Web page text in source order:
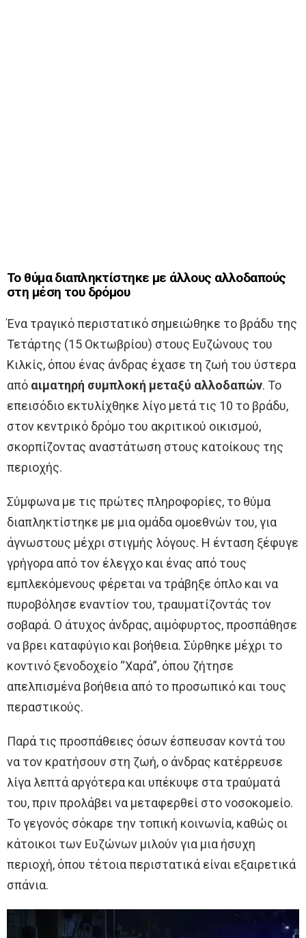
Το θύμα διαπληκτίστηκε με άλλους αλλοδαπούς
στη μέση του δρόμου
Ένα τραγικό περιστατικό σημειώθηκε το βράδυ της
Τετάρτης (15 Οκτωβρίου) στους Ευζώνους του
Κιλκίς, όπου ένας άνδρας έχασε τη ζωή του ύστερα
από αιματηρή συμπλοκή μεταξύ αλλοδαπών. Το
επεισόδιο εκτυλίχθηκε λίγο μετά τις 10 το βράδυ,
στον κεντρικό δρόμο του ακριτικού οικισμού,
σκορπίζοντας αναστάτωση στους κατοίκους της
περιοχής.
Σύμφωνα με τις πρώτες πληροφορίες, το θύμα
διαπληκτίστηκε με μια ομάδα ομοεθνών του, για
άγνωστους μέχρι στιγμής λόγους. Η ένταση ξέφυγε
γρήγορα από τον έλεγχο και ένας από τους
εμπλεκόμενους φέρεται να τράβηξε όπλο και να
πυροβόλησε εναντίον του, τραυματίζοντάς τον
σοβαρά. Ο άτυχος άνδρας, αιμόφυρτος, προσπάθησε
να βρει καταφύγιο και βοήθεια. Σύρθηκε μέχρι το
κοντινό ξενοδοχείο “Χαρά”, όπου ζήτησε
απελπισμένα βοήθεια από το προσωπικό και τους
περαστικούς.
Παρά τις προσπάθειες όσων έσπευσαν κοντά του
να τον κρατήσουν στη ζωή, ο άνδρας κατέρρευσε
λίγα λεπτά αργότερα και υπέκυψε στα τραύματά
του, πριν προλάβει να μεταφερθεί στο νοσοκομείο.
Το γεγονός σόκαρε την τοπική κοινωνία, καθώς οι
κάτοικοι των Ευζώνων μιλούν για μια ήσυχη
περιοχή, όπου τέτοια περιστατικά είναι εξαιρετικά
σπάνια.